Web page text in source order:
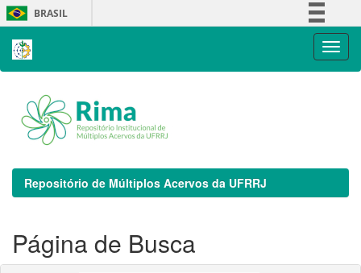
Skip
navigation
BRASIL
Repositório de Múltiplos Acervos da UFRRJ
Página de Busca